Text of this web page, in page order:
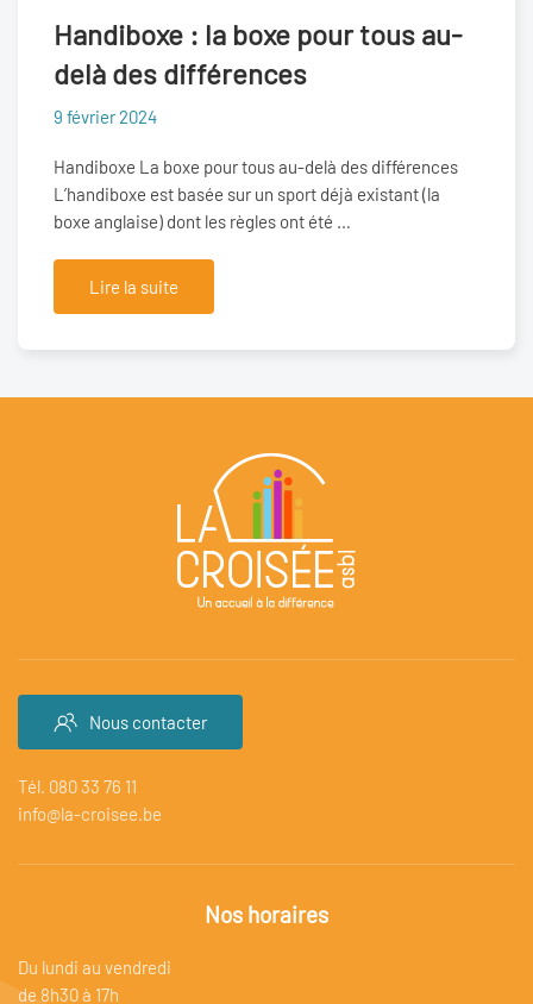
Handiboxe : la boxe pour tous au-
delà des différences
9 février 2024
Handiboxe La boxe pour tous au-delà des différences
L’handiboxe est basée sur un sport déjà existant (la
boxe anglaise) dont les règles ont été …
Lire la suite
Nous contacter
Tél. 080 33 76 11
info@la-croisee.be
Nos horaires
Du lundi au vendredi
de 8h30 à 17h